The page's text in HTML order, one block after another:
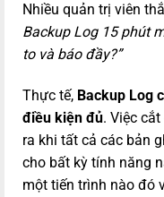
Nhiều quản trị viên
Backup Log 15 phút
to và báo đầy?”
Thực tế, Backup Log
điều kiện đủ. Việc
ra khi tất cả các bản
cho bất kỳ tính năng
một tiến trình nào đó